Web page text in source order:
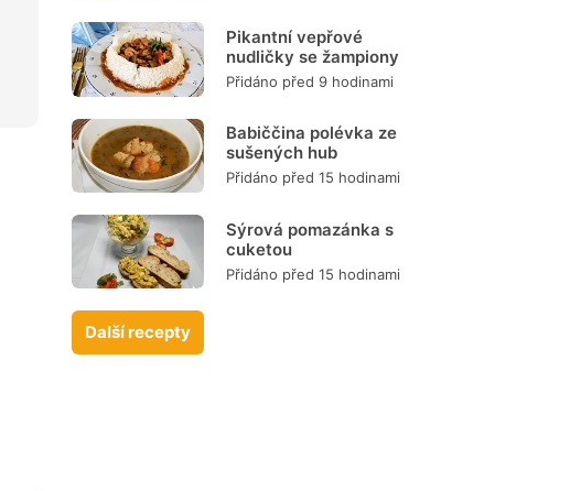
Pikantní vepřové
nudličky se žampiony
Přidáno před 9 hodinami
Babiččina polévka ze
sušených hub
Přidáno před 15 hodinami
Sýrová pomazánka s
cuketou
Přidáno před 15 hodinami
Další recepty